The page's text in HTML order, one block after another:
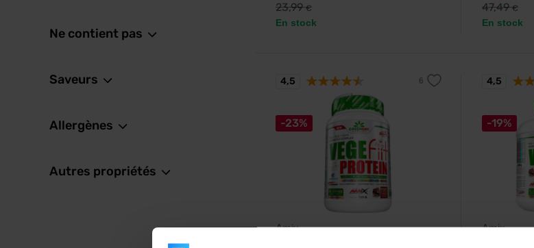
Ne contient pas
Saveurs
Allergènes
Autres propriétés
23,99€
En stock
47,49€
En stock
-23%
Amix
4,5
-19%
Amix
4,5